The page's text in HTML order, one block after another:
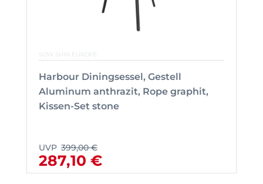
SOW SHIN EUROPE
Harbour Diningsessel, Gestell
Aluminum anthrazit, Rope graphit,
Kissen-Set stone
UVP 399,00 €
287,10 €